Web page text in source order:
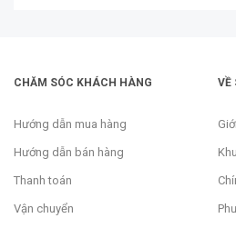
CHĂM SÓC KHÁCH HÀNG
Hướng dẫn mua hàng
Hướng dẫn bán hàng
Thanh toán
Vận chuyển
VỀ